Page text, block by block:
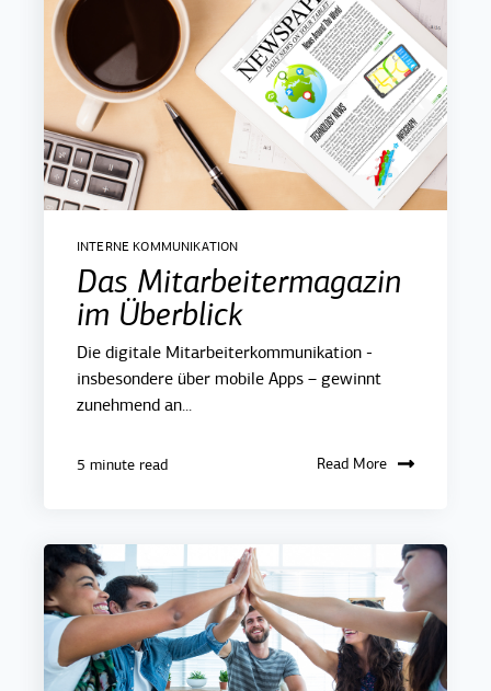
INTERNE KOMMUNIKATION
Das Mitarbeitermagazin
im Überblick
Die digitale Mitarbeiterkommunikation -
insbesondere über mobile Apps – gewinnt
zunehmend an...
5 minute read Read More